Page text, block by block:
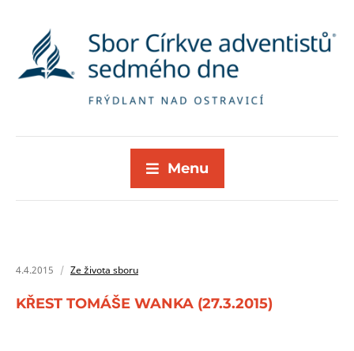
Menu
4.4.2015 Ze života sboru
KŘEST TOMÁŠE WANKA (27.3.2015)